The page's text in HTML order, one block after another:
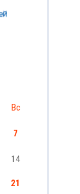
Вс
7
14
21